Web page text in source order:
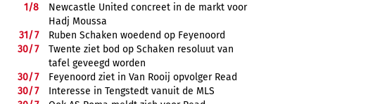
1/8
Newcastle United concreet in de markt voor
Hadj Moussa
31/7
Ruben Schaken woedend op Feyenoord
30/7
Twente ziet bod op Schaken resoluut van
tafel geveegd worden
30/7
Feyenoord ziet in Van Rooij opvolger Read
30/7
Interesse in Tengstedt vanuit de MLS